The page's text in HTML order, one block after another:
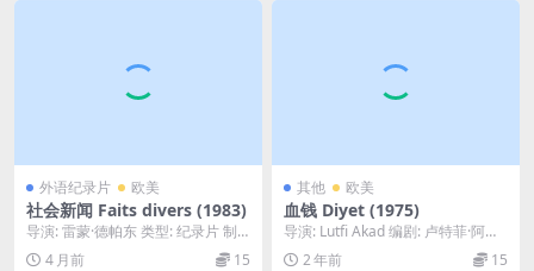
外语纪录片 欧美
社会新闻 Faits divers (1983)
导演: 雷蒙·德帕东 类型: 纪录片 制
片国家/地区: 法国 语言: 法语 上映...
4 月前 15
其他 欧美
血钱 Diyet (1975)
导演: Lutfi Akad 编剧: 卢特菲·阿卡
德 类型: 剧情 制片国家/地...
2 年前 15